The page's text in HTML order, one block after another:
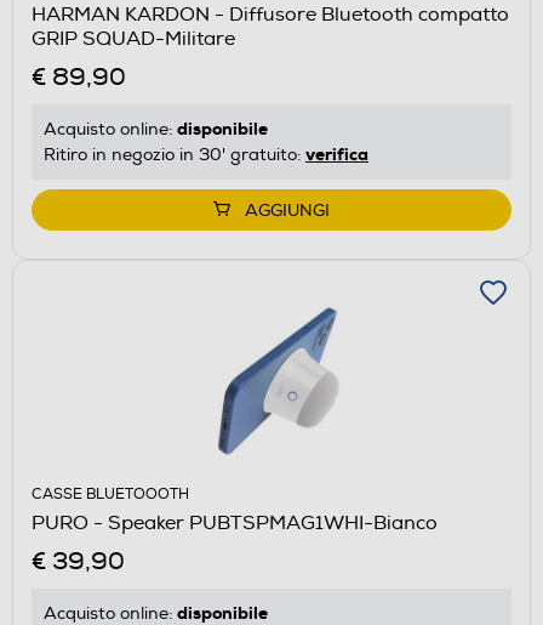
HARMAN KARDON - Diffusore Bluetooth compatto
GRIP SQUAD-Militare
€ 89,90
Acquisto online: disponibile
Ritiro in negozio in 30' gratuito: verifica
AGGIUNGI
CASSE BLUETOOOTH
PURO - Speaker PUBTSPMAG1WHI-Bianco
€ 39,90
Acquisto online: disponibile